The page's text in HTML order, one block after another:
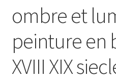
ombre et
peinture en
XVIII XIX